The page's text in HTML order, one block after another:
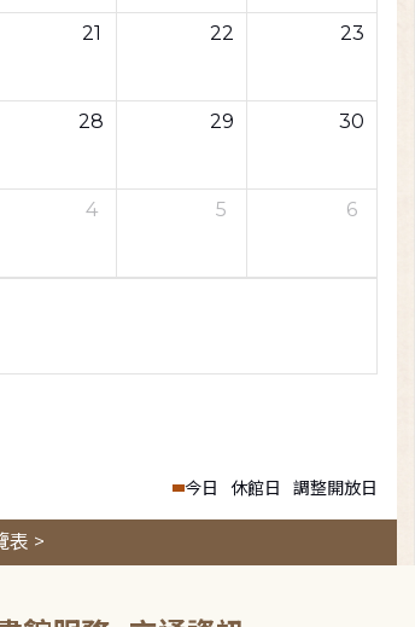
21 22 23
28 29 30
4 5 6
今日 休館日 調整開放日
表 >